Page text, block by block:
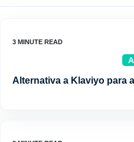
Alternativa a Klaviyo para